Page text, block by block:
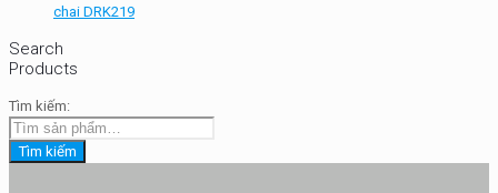
chai DRK219
Search
Products
Tìm kiếm:
Tìm kiếm